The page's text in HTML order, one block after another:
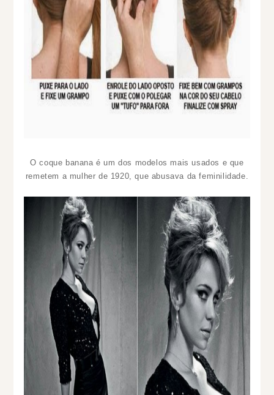
O coque banana é um dos modelos mais usados e que
remetem a mulher de 1920, que abusava da feminilidade.